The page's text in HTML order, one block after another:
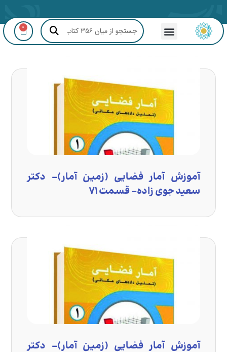
0
آموزش آمار فضایی (زمین آمار)- دکتر
سعید جوی زاده- قسمت ۷۱
آموزش آمار فضایی (زمین آمار)- دکتر